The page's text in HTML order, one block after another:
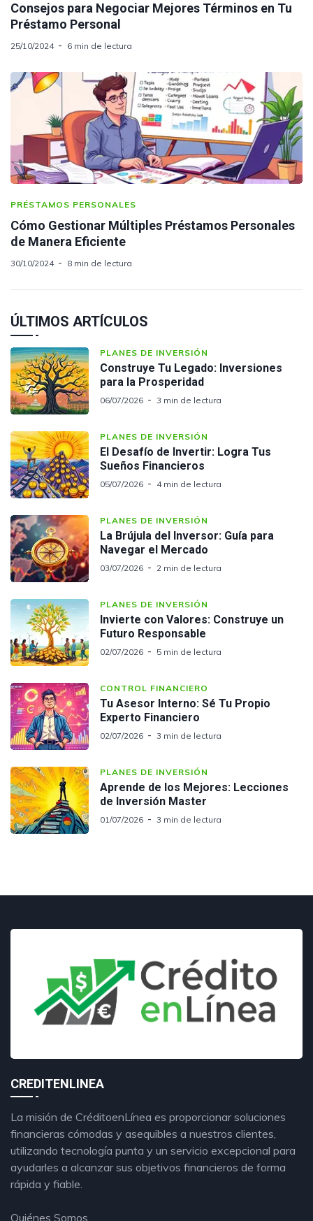
Consejos para Negociar Mejores Términos en Tu
Préstamo Personal
25/10/2024 6 min de lectura
PRÉSTAMOS PERSONALES
Cómo Gestionar Múltiples Préstamos Personales
de Manera Eficiente
30/10/2024 8 min de lectura
ÚLTIMOS ARTÍCULOS
PLANES DE INVERSIÓN
Construye Tu Legado: Inversiones
para la Prosperidad
06/07/2026 3 min de lectura
PLANES DE INVERSIÓN
El Desafío de Invertir: Logra Tus
Sueños Financieros
05/07/2026 4 min de lectura
PLANES DE INVERSIÓN
La Brújula del Inversor: Guía para
Navegar el Mercado
03/07/2026 2 min de lectura
PLANES DE INVERSIÓN
Invierte con Valores: Construye un
Futuro Responsable
02/07/2026 5 min de lectura
CONTROL FINANCIERO
Tu Asesor Interno: Sé Tu Propio
Experto Financiero
02/07/2026 3 min de lectura
PLANES DE INVERSIÓN
Aprende de los Mejores: Lecciones
de Inversión Master
01/07/2026 3 min de lectura
CREDITENLINEA
La misión de CréditoenLínea es proporcionar soluciones
financieras cómodas y asequibles a nuestros clientes,
utilizando tecnología punta y un servicio excepcional para
ayudarles a alcanzar sus objetivos financieros de forma
rápida y fiable.
Quiénes Somos